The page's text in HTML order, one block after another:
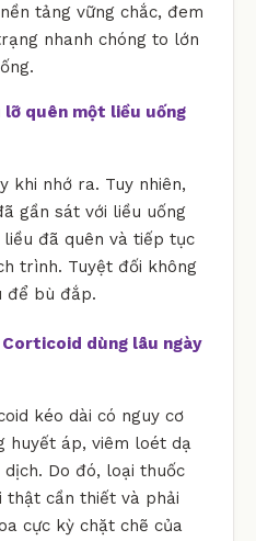
tảng vững chắc, đem
nhanh chóng to lớn
lỡ quên một liều uống
khi nhớ ra. Tuy nhiên,
gần sát với liều uống
đã quên và tiếp tục
trình. Tuyệt đối không
để bù đắp.
dùng lâu ngày
kéo dài có nguy cơ
huyết áp, viêm loét dạ
Do đó, loại thuốc
thật cần thiết và phải
cực kỳ chặt chẽ của